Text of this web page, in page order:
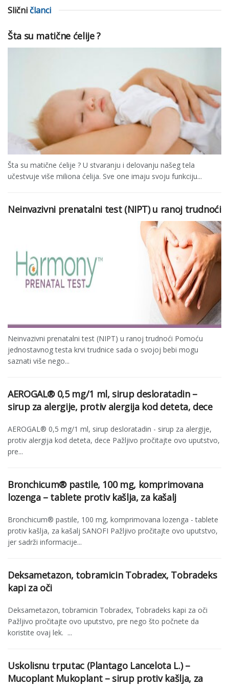
Slični članci
Šta su matične ćelije ?
Šta su matične ćelije ? U stvaranju i delovanju našeg tela
učestvuje više miliona ćelija. Sve one imaju svoju funkciju...
Neinvazivni prenatalni test (NIPT) u ranoj trudnoći
Neinvazivni prenatalni test (NIPT) u ranoj trudnoći Pomoću
jednostavnog testa krvi trudnice sada o svojoj bebi mogu
saznati više nego...
AEROGAL® 0,5 mg/1 ml, sirup desloratadin –
sirup za alergije, protiv alergija kod deteta, dece
AEROGAL® 0,5 mg/1 ml, sirup desloratadin - sirup za alergije,
protiv alergija kod deteta, dece Pažljivo pročitajte ovo uputstvo,
pre...
Bronchicum® pastile, 100 mg, komprimovana
lozenga – tablete protiv kašlja, za kašalj
Bronchicum® pastile, 100 mg, komprimovana lozenga - tablete
protiv kašlja, za kašalj SANOFI Pažljivo pročitajte ovo uputstvo,
jer sadrži informacije...
Deksametazon, tobramicin Tobradex, Tobradeks
kapi za oči
Deksametazon, tobramicin Tobradex, Tobradeks kapi za oči
Pažljivo pročitajte ovo uputstvo, pre nego što počnete da
koristite ovaj lek. ...
Uskolisnu trputac (Plantago Lancelota L.) –
Mucoplant Mukoplant – sirup protiv kašlja, za